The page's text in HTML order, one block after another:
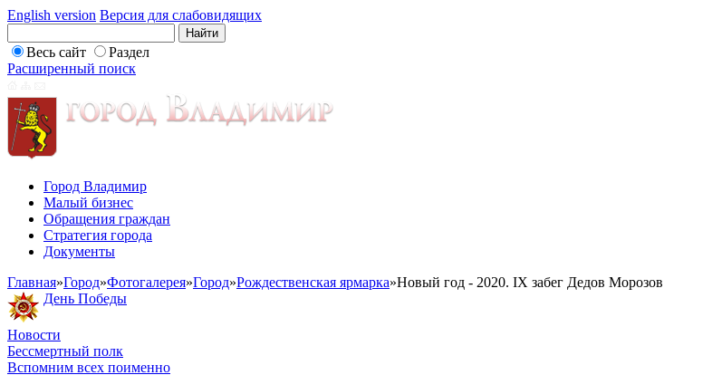
English version Версия для слабовидящих
Весь сайт
Раздел
Расширенный поиск
Город Владимир
Малый бизнес
Обращения граждан
Стратегия города
Документы
Главная»Город»Фотогалерея»Город»Рождественская ярмарка»Новый год - 2020. IX забег Дедов Морозов
День Победы
Новости
Бессмертный полк
Вспомним всех поименно